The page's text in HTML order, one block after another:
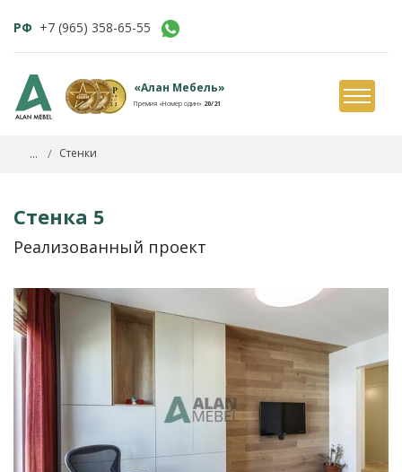
РФ +7 (965) 358-65-55
«Алан Мебель»
Премия «Номер один» 20/21
... Стенки
Стенка 5
Реализованный проект